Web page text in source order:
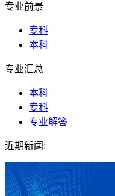
专业前景
专科
本科
专业汇总
本科
专科
专业解答
近期新闻: